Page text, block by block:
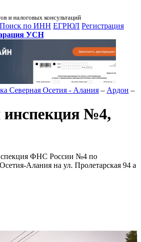
и налоговых консультаций
Поиск по ИНН ЕГРЮЛ Регистрация
УСН
Северная Осетия - Алания – Ардон –
инспекция №4,
ФНС России №4 по
Алания на ул. Пролетарская 94 а